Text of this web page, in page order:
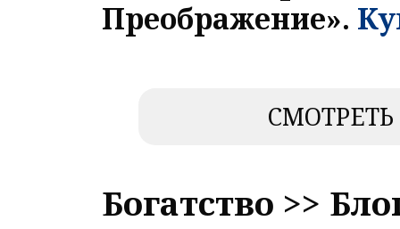
Преображение».
Богатство >>